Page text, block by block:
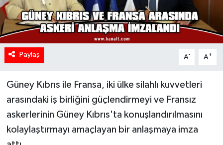
Paylaş A- A+
Güney Kıbrıs ile Fransa, iki ülke silahlı kuvvetleri
arasındaki iş birliğini güçlendirmeyi ve Fransız
askerlerinin Güney Kıbrıs'ta konuşlandırılmasını
kolaylaştırmayı amaçlayan bir anlaşmaya imza